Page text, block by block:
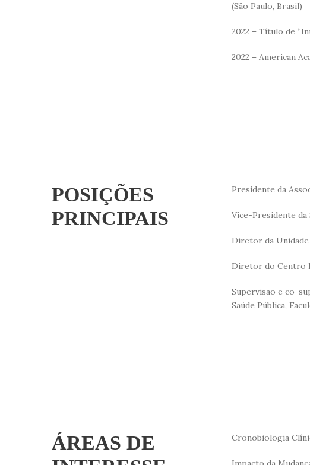
(São Paulo, Brasil)
2022 – Título de
2022 – American
POSIÇÕES
PRINCIPAIS
Presidente da
Vice-Presidente da
Diretor da Unidade
Diretor do Centro
Supervisão e co-
Saúde Pública,
ÁREAS DE
Cronobiologia